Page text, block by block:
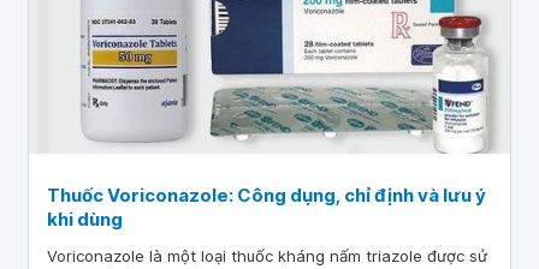
Thuốc Voriconazole: Công dụng, chỉ định và lưu ý
khi dùng
Voriconazole là một loại thuốc kháng nấm triazole được sử